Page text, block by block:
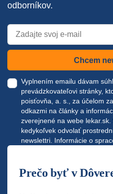
odborníkov.
Chcem
Vyplnením emailu dávam
prevádzkovateľovi stránky,
poisťovňa, a. s., za účelom
odkazmi na články a
zverejnené na webe lekar.sk
kedykoľvek odvolať
newslettri. Informácie o
Prečo byť v